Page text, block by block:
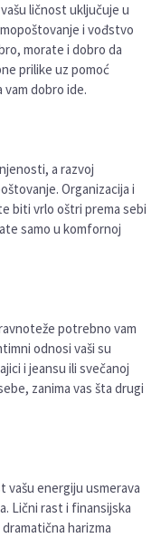
ličnost uključuje u
i vođstvo
morate i dobro da
prilike uz pomoć
dobro ide.
a razvoj
Organizacija i
biti vrlo oštri prema sebi
samo u komfornoj
potrebno vam
odnosi vaši su
i jeansu ili svečanoj
zanima vas šta drugi
vašu energiju usmerava
Lični rast i finansijska
harizma